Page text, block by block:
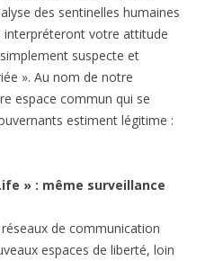
des sentinelles humaines
interpréteront votre attitude
suspecte et
». Au nom de notre
espace commun qui se
estiment légitime :
» : même surveillance
de communication
espaces de liberté, loin